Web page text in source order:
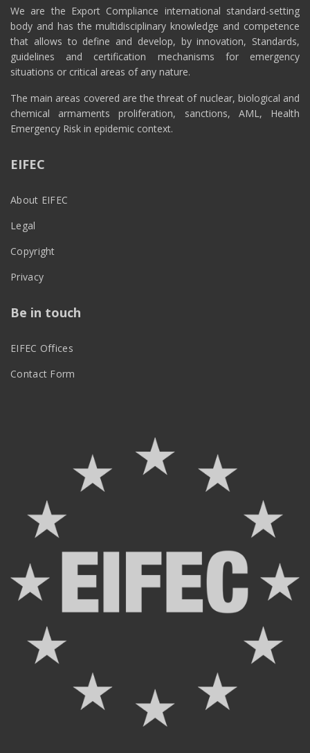
We are the Export Compliance international standard-setting
body and has the multidisciplinary knowledge and competence
that allows to define and develop, by innovation, Standards,
guidelines and certification mechanisms for emergency
situations or critical areas of any nature.
The main areas covered are the threat of nuclear, biological and
chemical armaments proliferation, sanctions, AML, Health
Emergency Risk in epidemic context.
EIFEC
About EIFEC
Legal
Copyright
Privacy
Be in touch
EIFEC Offices
Contact Form